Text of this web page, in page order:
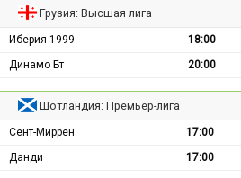
Грузия: Высшая лига
Иберия 1999 18:00
Динамо Бт
20:00
Шотландия: Премьер-лига
Сент-Миррен 17:00
Данди
17:00